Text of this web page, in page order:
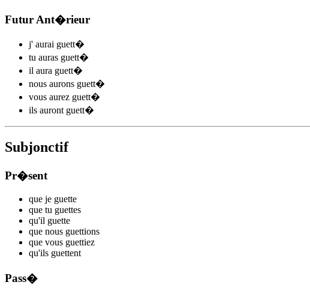
Futur Ant�rieur
j' aurai guett�
tu auras guett�
il aura guett�
nous aurons guett�
vous aurez guett�
ils auront guett�
Subjonctif
Pr�sent
que je guette
que tu guettes
qu'il guette
que nous guettions
que vous guettiez
qu'ils guettent
Pass�